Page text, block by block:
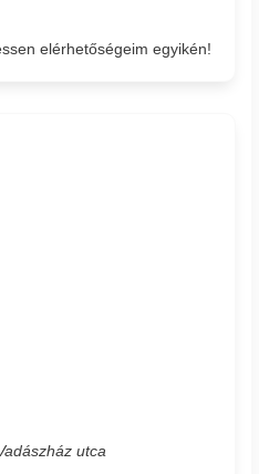
elérhetőségeim egyikén!
utca